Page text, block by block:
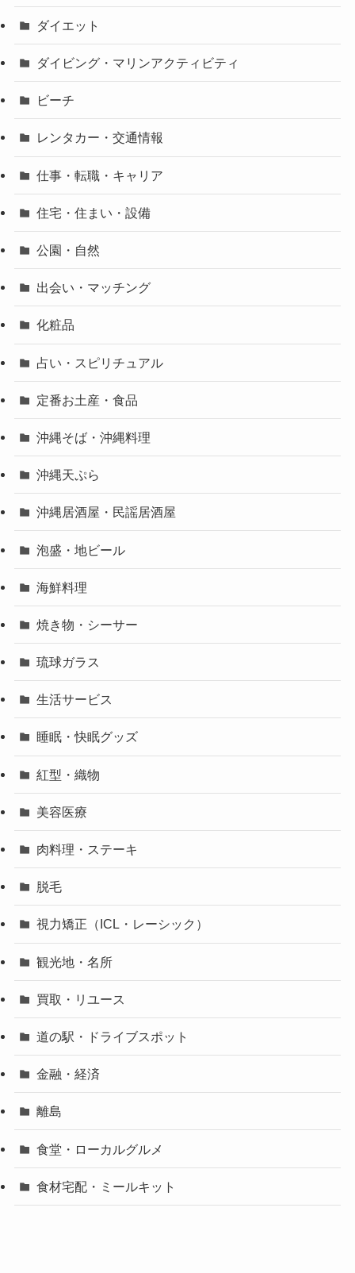
ダイエット
ダイビング・マリンアクティビティ
ビーチ
レンタカー・交通情報
仕事・転職・キャリア
住宅・住まい・設備
公園・自然
出会い・マッチング
化粧品
占い・スピリチュアル
定番お土産・食品
沖縄そば・沖縄料理
沖縄天ぷら
沖縄居酒屋・民謡居酒屋
泡盛・地ビール
海鮮料理
焼き物・シーサー
琉球ガラス
生活サービス
睡眠・快眠グッズ
紅型・織物
美容医療
肉料理・ステーキ
脱毛
視力矯正（ICL・レーシック）
観光地・名所
買取・リユース
道の駅・ドライブスポット
金融・経済
離島
食堂・ローカルグルメ
食材宅配・ミールキット